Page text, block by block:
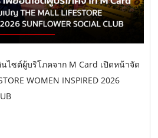
ไซต์ผู้บริโภคจาก M Card เปิดหน้าจัด
WOMEN INSPIRED 2026